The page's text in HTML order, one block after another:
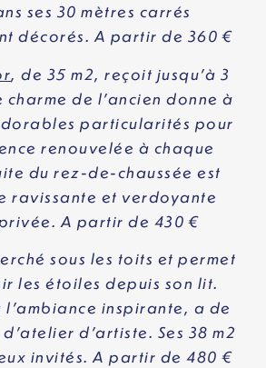
ses 30 mètres carrés
décorés. A partir de 360 €
, de 35 m2, reçoit jusqu’à 3
charme de l’ancien donne à
particularités pour
renouvelée à chaque
du rez-de-chaussée est
ravissante et verdoyante
A partir de 430 €
sous les toits et permet
les étoiles depuis son lit.
l’ambiance inspirante, a de
d’artiste. Ses 38 m2
invités. A partir de 480 €